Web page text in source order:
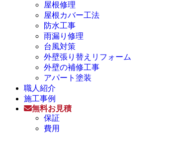
屋根修理
屋根カバー工法
防水工事
雨漏り修理
台風対策
外壁張り替えリフォーム
外壁の補修工事
アパート塗装
職人紹介
施工事例
無料お見積
保証
費用